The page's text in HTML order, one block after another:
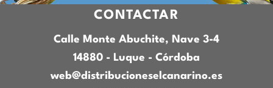
CONTACTAR
Calle Monte Abuchite, Nave 3-4
14880 - Luque - Córdoba
web@distribucioneselcanarino.es